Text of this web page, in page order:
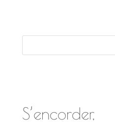
S’encorder,